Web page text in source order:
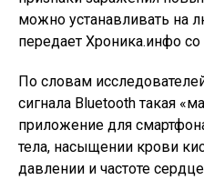
можно устанавливать на
передает Хроника.инфо
По словам
сигнала Bluetooth такая
приложение для
тела, насыщении крови
давлении и частоте